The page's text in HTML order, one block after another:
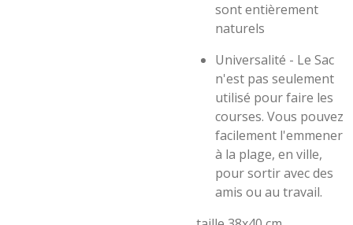
sont entièrement
naturels
Universalité - Le Sac
n'est pas seulement
utilisé pour faire les
courses. Vous pouvez
facilement l'emmener
à la plage, en ville,
pour sortir avec des
amis ou au travail.